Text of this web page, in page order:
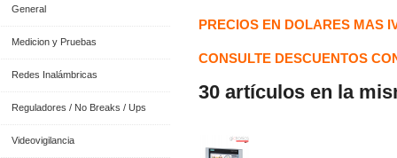
General
Medicion y Pruebas
Redes Inalámbricas
Reguladores / No Breaks / Ups
Videovigilancia
PRECIOS EN DOLARES MAS
CONSULTE DESCUENTOS
30 artículos en la